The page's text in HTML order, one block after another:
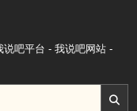
吧平台 - 我说吧网站 -